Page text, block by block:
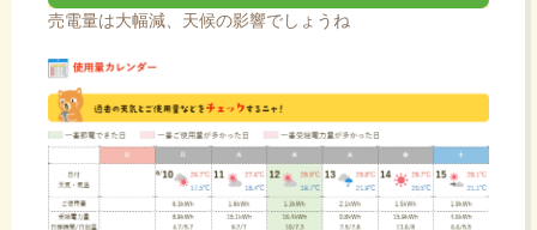
売電量は大幅減、天候の影響でしょうね